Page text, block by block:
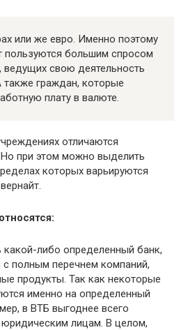
или же евро. Именно поэтому
пользуются большим спросом
ведущих свою деятельность
граждан, которые
плату в валюте.
отличаются
при этом можно выделить
которых варьируются
либо определенный банк,
с полным перечнем компаний,
продукты. Так как некоторые
именно на определенный
в ВТБ выгоднее всего
лицам. В целом,